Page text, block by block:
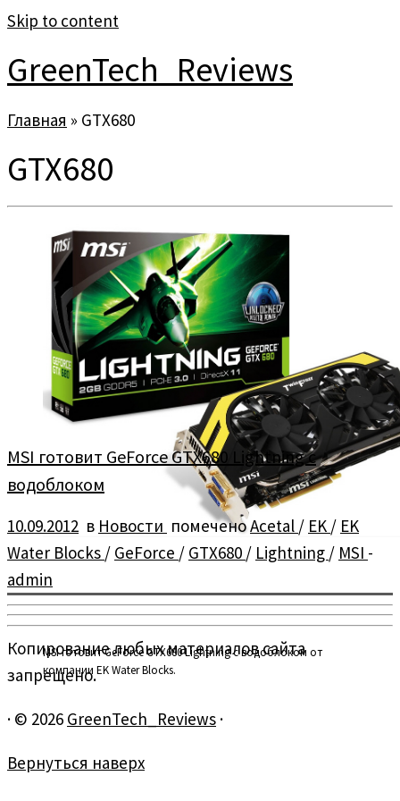
Skip to content
GreenTech_Reviews
Главная » GTX680
GTX680
MSI готовит GeForce GTX680 Lightning с водоблоком от
компании EK Water Blocks.
MSI готовит GeForce GTX680 Lightning с
водоблоком
10.09.2012 в Новости помеченоAcetal / EK / EK
Water Blocks / GeForce / GTX680 / Lightning / MSI -
admin
Копирование любых материалов сайта
запрещено.
· © 2026 GreenTech_Reviews ·
Вернуться наверх